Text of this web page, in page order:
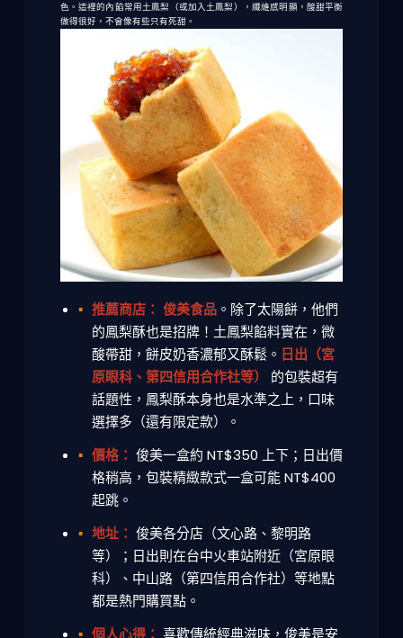
色。這裡的內餡常用土鳳梨（或加入土鳳梨），纖維感明顯，酸甜平衡
做得很好，不會像有些只有死甜。
推薦商店： 俊美食品。除了太陽餅，他們
的鳳梨酥也是招牌！土鳳梨餡料實在，微
酸帶甜，餅皮奶香濃郁又酥鬆。 日出（宮
原眼科、第四信用合作社等）
的包裝超有
話題性，鳳梨酥本身也是水準之上，口味
選擇多（還有限定款）。
價格： 俊美一盒約 NT$350 上下；日出價
格稍高，包裝精緻款式一盒可能 NT$400
起跳。
地址： 俊美各分店（文心路、黎明路
等）；日出則在台中火車站附近（宮原眼
科）、中山路（第四信用合作社）等地點
都是熱門購買點。
個人心得： 喜歡傳統經典滋味，俊美是安